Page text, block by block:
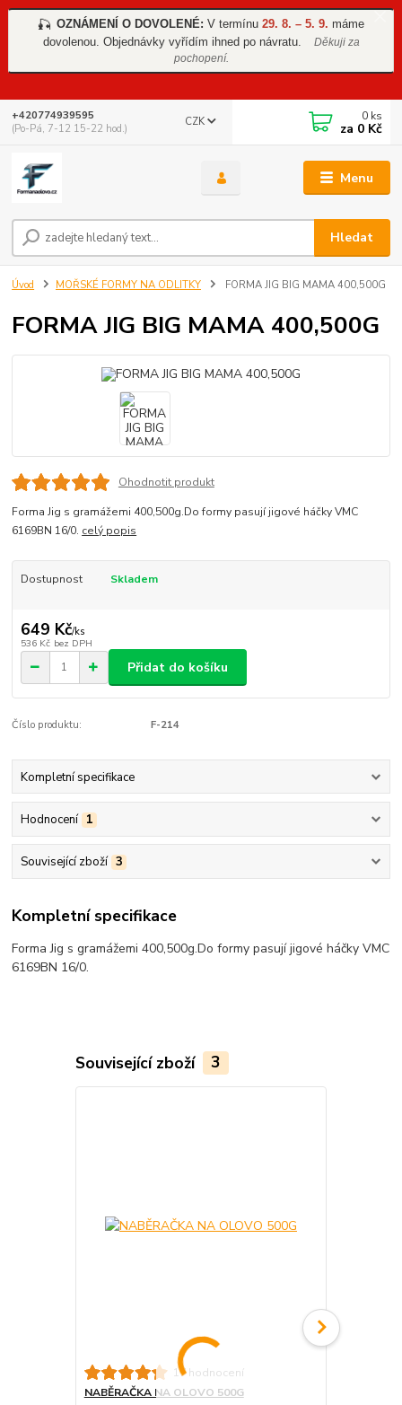
🎣 OZNÁMENÍ O DOVOLENÉ: V termínu 29. 8. – 5. 9. máme
dovolenou. Objednávky vyřídím ihned po návratu.
Děkuji za
pochopení.
Menu
CZK
Hledat
+420774939595
(Po-Pá, 7-12 15-22 hod.)
0 ks
za 0 Kč
Úvod MOŘSKÉ FORMY NA ODLITKY FORMA JIG BIG MAMA 400,500G
FORMA JIG BIG MAMA 400,500G
Ohodnotit produkt
Forma Jig s gramážemi 400,500g.Do formy pasují jigové háčky VMC
6169BN 16/0. celý popis
Dostupnost Skladem
649 Kč/ks
536 Kč bez DPH
Přidat do košíku
Číslo produktu: F-214
Kompletní specifikace
Hodnocení 1
Související zboží 3
Kompletní specifikace
Forma Jig s gramážemi 400,500g.Do formy pasují jigové háčky VMC
6169BN 16/0.
Související zboží 3
17 hodnocení
NABĚRAČKA NA OLOVO 500G